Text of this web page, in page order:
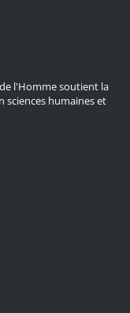
l'Homme soutient la
sciences humaines et